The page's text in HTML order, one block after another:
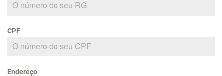
CPF
Endereço